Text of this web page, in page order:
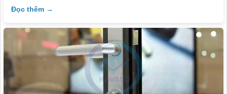
Đọc thêm →